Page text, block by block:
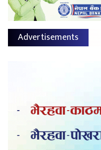
Advertisements